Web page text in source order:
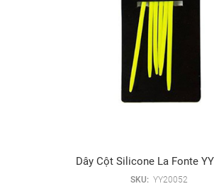
Dây Cột Silicone La Fonte
SKU: YY20052